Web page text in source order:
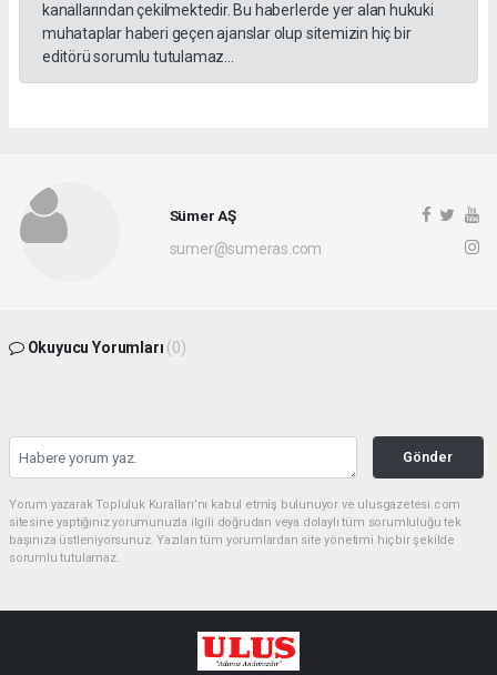
kanallarından çekilmektedir. Bu haberlerde yer alan hukuki
muhataplar haberi geçen ajanslar olup sitemizin hiç bir
editörü sorumlu tutulamaz...
Sümer AŞ
sumer@sumeras.com
Okuyucu Yorumları (0)
Gönder
Yorum yazarak Topluluk Kuralları’nı kabul etmiş bulunuyor ve ulusgazetesi.com
sitesine yaptığınız yorumunuzla ilgili doğrudan veya dolaylı tüm sorumluluğu tek
başınıza üstleniyorsunuz. Yazılan tüm yorumlardan site yönetimi hiçbir şekilde
sorumlu tutulamaz.